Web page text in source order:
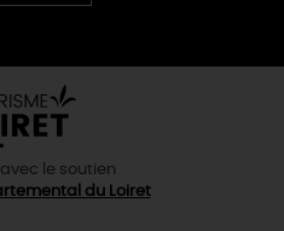
le soutien
du Loiret